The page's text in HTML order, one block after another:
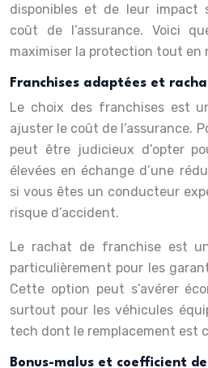
disponibles et de leur
coût de l’assurance. Voici
maximiser la protection tout en
Franchises adaptées et
Le choix des franchises est
ajuster le coût de l’assurance.
peut être judicieux d’opter
élevées en échange d’une
si vous êtes un conducteur
risque d’accident.
Le rachat de franchise est
particulièrement pour les
Cette option peut s’avérer
surtout pour les véhicules
tech dont le remplacement est
Bonus-malus et coefficient